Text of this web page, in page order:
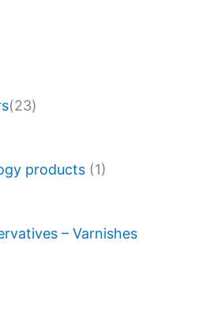
(23)
products(1)
– Varnishes